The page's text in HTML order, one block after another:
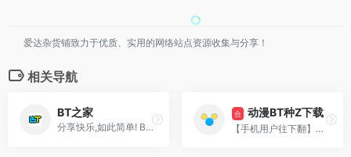
爱达杂货铺致力于优质、实用的网络站点资源收集与分享！
相关导航
BT之家
分享快乐,如此简单! BT电影天堂-影视资源交流社区, BT之家BTBTT, BT之家BTBBT, BT Home, BT House
合 动漫BT种Z下载
【手机用户往下翻】动画～漫画～游戏～动漫音乐～片源（RAW）等资源BT下载